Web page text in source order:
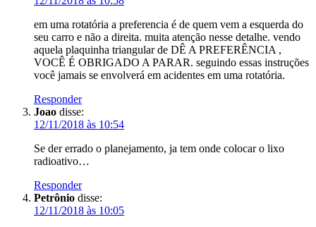
em uma rotatória a preferencia é de quem vem a esquerda do
seu carro e não a direita. muita atenção nesse detalhe. vendo
aquela plaquinha triangular de DÊ A PREFERÊNCIA ,
VOCÊ É OBRIGADO A PARAR. seguindo essas instruções
você jamais se envolverá em acidentes em uma rotatória.
Responder
Joao disse:
12/11/2018 às 10:54
Se der errado o planejamento, ja tem onde colocar o lixo
radioativo…
Responder
Petrônio disse:
12/11/2018 às 10:05